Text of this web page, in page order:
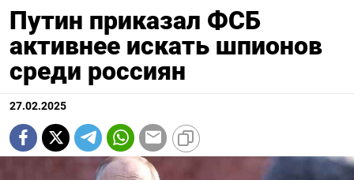
Путин приказал ФСБ
активнее искать шпионов
среди россиян
27.02.2025